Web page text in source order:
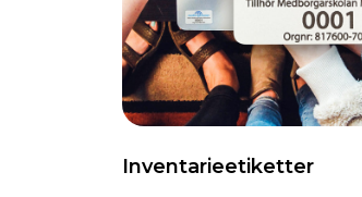
Inventarieetiketter